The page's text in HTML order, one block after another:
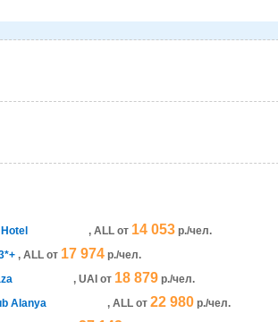
, ALL от 14 053 р./чел.
, ALL от 17 974 р./чел.
, UAI от 18 879 р./чел.
Alanya , ALL от 22 980 р./чел.